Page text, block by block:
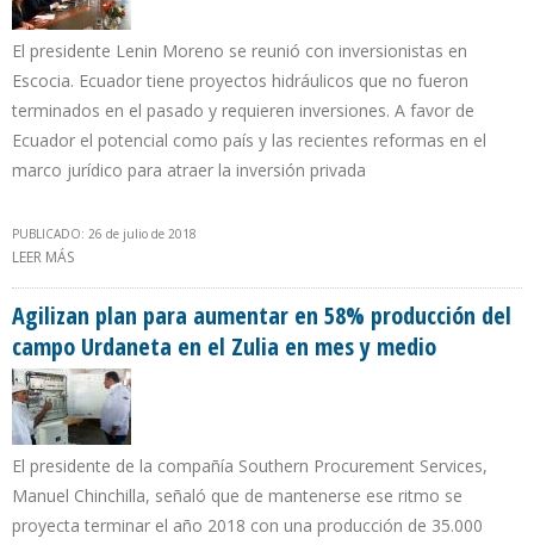
El presidente Lenin Moreno se reunió con inversionistas en
Escocia. Ecuador tiene proyectos hidráulicos que no fueron
terminados en el pasado y requieren inversiones. A favor de
Ecuador el potencial como país y las recientes reformas en el
marco jurídico para atraer la inversión privada
PUBLICADO: 26 de julio de 2018
LEER MÁS
Agilizan plan para aumentar en 58% producción del
campo Urdaneta en el Zulia en mes y medio
El presidente de la compañía Southern Procurement Services,
Manuel Chinchilla, señaló que de mantenerse ese ritmo se
proyecta terminar el año 2018 con una producción de 35.000